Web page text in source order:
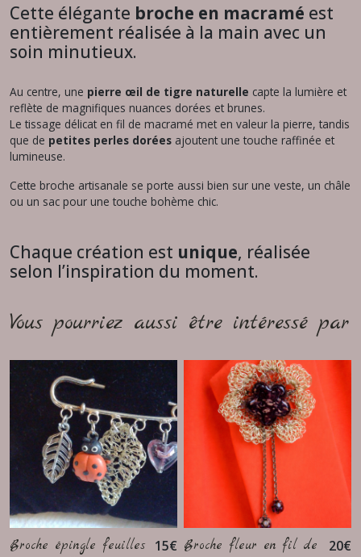
Cette élégante broche en macramé est
entièrement réalisée à la main avec un
soin minutieux.
Au centre, une pierre œil de tigre naturelle capte la lumière et
reflète de magnifiques nuances dorées et brunes.
Le tissage délicat en fil de macramé met en valeur la pierre, tandis
que de petites perles dorées ajoutent une touche raffinée et
lumineuse.
Cette broche artisanale se porte aussi bien sur une veste, un châle
ou un sac pour une touche bohème chic.
Chaque création est unique, réalisée
selon l’inspiration du moment.
Vous pourriez aussi être intéressé par
Broche épingle feuilles 15€ Broche fleur en fil de
20€